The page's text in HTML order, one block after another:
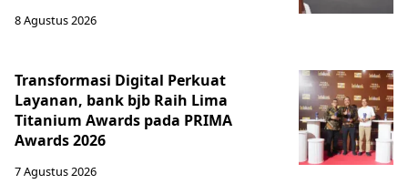
8 Agustus 2026
Transformasi Digital Perkuat
Layanan, bank bjb Raih Lima
Titanium Awards pada PRIMA
Awards 2026
7 Agustus 2026